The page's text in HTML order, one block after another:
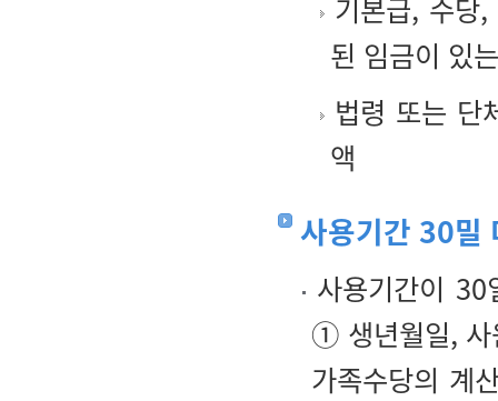
기본급, 수당
된 임금이 있
법령 또는 단
액
사용기간 30밀
사용기간이
① 생년월일, 사
가족수당의 계